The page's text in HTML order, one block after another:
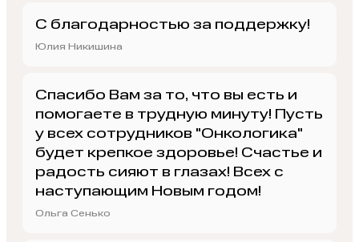
С благодарностью за поддержку!
Юлия Никишина
Спасибо Вам за то, что вы есть и
помогаете в трудную минуту! Пусть
у всех сотрудников "Онкологика"
будет крепкое здоровье! Счастье и
радость сияют в глазах! Всех с
наступающим Новым годом!
Ольга Сенько